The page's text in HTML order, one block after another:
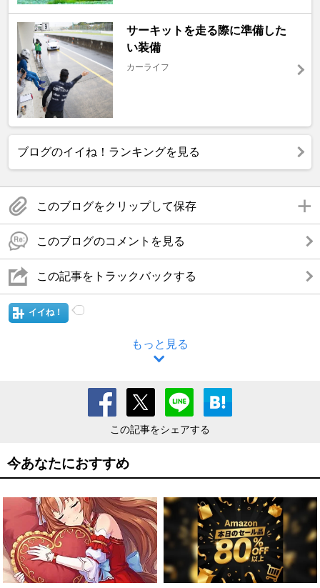
サーキットを走る際に準備した
い装備
カーライフ
ブログのイイね！ランキングを見る
このブログをクリップして保存
このブログのコメントを見る
この記事をトラックバックする
イイね！
もっと見る
この記事をシェアする
今あなたにおすすめ